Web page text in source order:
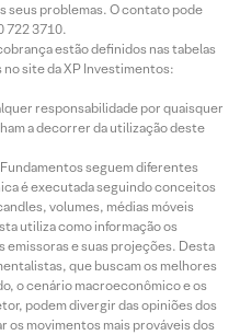
seus problemas. O contato pode
722 3710.
estão definidos nas tabelas
site da XP Investimentos:
responsabilidade por quaisquer
a decorrer da utilização deste
Fundamentos seguem diferentes
é executada seguindo conceitos
volumes, médias móveis
utiliza como informação os
emissoras e suas projeções. Desta
que buscam os melhores
o cenário macroeconômico e os
podem divergir das opiniões dos
os movimentos mais prováveis dos